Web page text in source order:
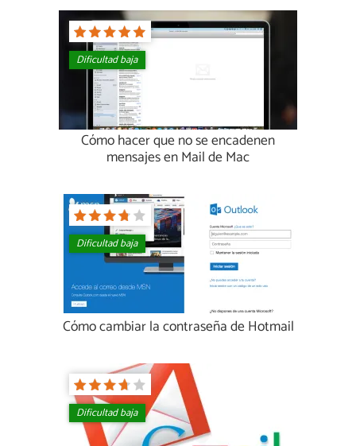
Dificultad baja
Cómo hacer que no se encadenen
mensajes en Mail de Mac
Dificultad baja
Cómo cambiar la contraseña de Hotmail
Dificultad baja